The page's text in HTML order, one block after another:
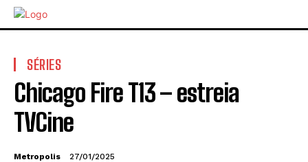
SÉRIES
Chicago Fire T13 – estreia
TVCine
Metropolis 27/01/2025